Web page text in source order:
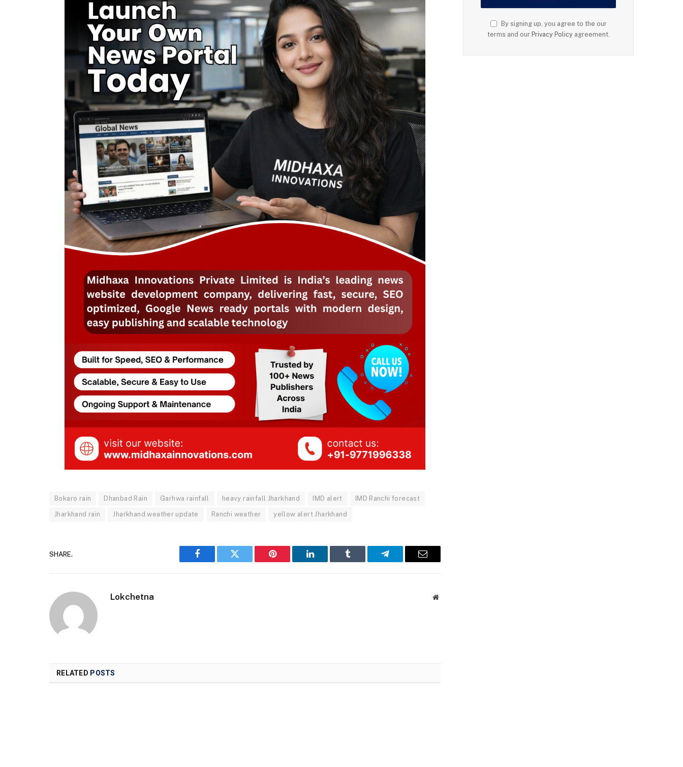
Bokaro rain Dhanbad Rain Garhwa rainfall heavy rainfall Jharkhand IMD alert IMD Ranchi forecast
Jharkhand rain Jharkhand weather update Ranchi weather yellow alert Jharkhand
SHARE.
Facebook Twitter Pinterest LinkedIn Tumblr Telegram Email
Lokchetna Website
RELATED POSTS
By signing up, you agree to the our
terms and our Privacy Policyagreement.